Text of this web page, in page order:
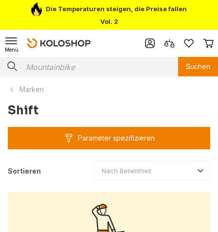
Die Temperaturen steigen, die Preise fallen
Vol. 2
Menü
Suchen
Marken
Shift
Parameter spezifizieren
Sortieren Nach Beliebtheit